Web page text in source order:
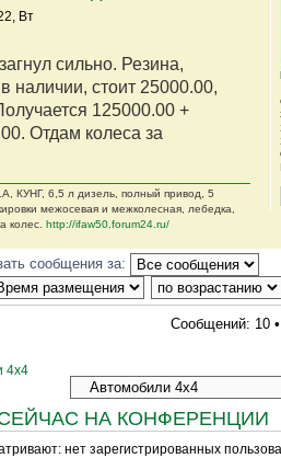
Вт
сильно. Резина,
наличии, стоит 25000.00,
125000.00 +
Отдам колеса за
КУНГ, 6,5 л дизель, полный привод, 5
межосевая и межколесная, лебедка,
колес. http://ifaw50.forum24.ru/
сообщения за:
Сообщений: 10
4х4
НА КОНФЕРЕНЦИИ
нет зарегистрированных